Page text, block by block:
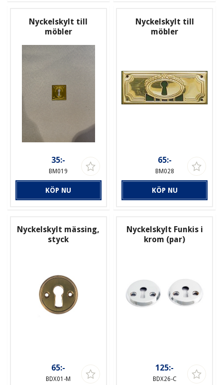
Nyckelskylt till
möbler
35:-
BM019
KÖP NU
Nyckelskylt till
möbler
65:-
BM028
KÖP NU
Nyckelskylt mässing,
styck
65:-
BDX01-M
Nyckelskylt Funkis i
krom (par)
125:-
BDX26-C